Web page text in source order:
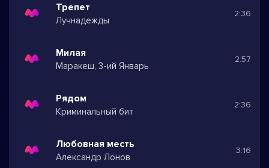
Трепет
Лучнадежды
2:36
Милая
Маракеш, 3-ий Январь
2:57
Рядом
Криминальный бит
2:36
Любовная месть
Александр Лонов
3:16